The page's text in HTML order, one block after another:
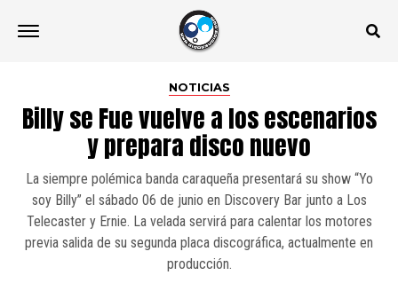
NOTICIAS
Billy se Fue vuelve a los escenarios
y prepara disco nuevo
La siempre polémica banda caraqueña presentará su show “Yo
soy Billy” el sábado 06 de junio en Discovery Bar junto a Los
Telecaster y Ernie. La velada servirá para calentar los motores
previa salida de su segunda placa discográfica, actualmente en
producción.